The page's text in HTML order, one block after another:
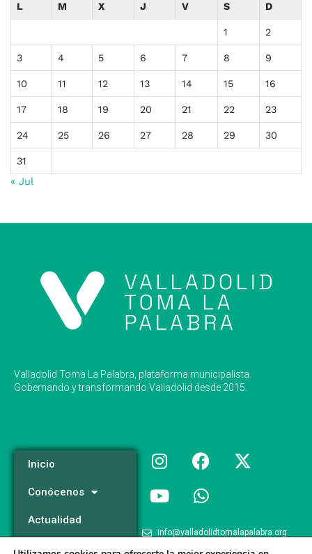
L M X J V S D
1 2
3 4 5 6 7 8 9
10 11 12 13 14 15 16
17 18 19 20 21 22 23
24 25 26 27 28 29 30
31
« Jul
Valladolid Toma La Palabra, plataforma municipalista.
Gobernando y transformando Valladolid desde 2015.
Inicio
Conócenos
Actualidad
Programa
info@valladolidtomalapalabra.org